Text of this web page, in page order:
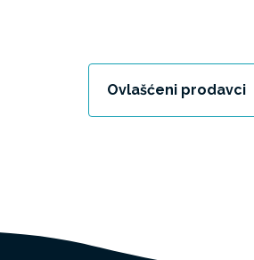
Ovlašćeni prodavci